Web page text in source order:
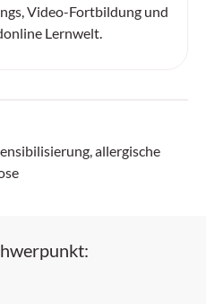
Video-Fortbildung und
Lernwelt.
allergische